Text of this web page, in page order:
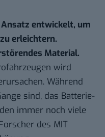
entwickelt, um
erleichtern.
Material.
wird
Während
sind, das Batterie-
immer noch viele
des MIT